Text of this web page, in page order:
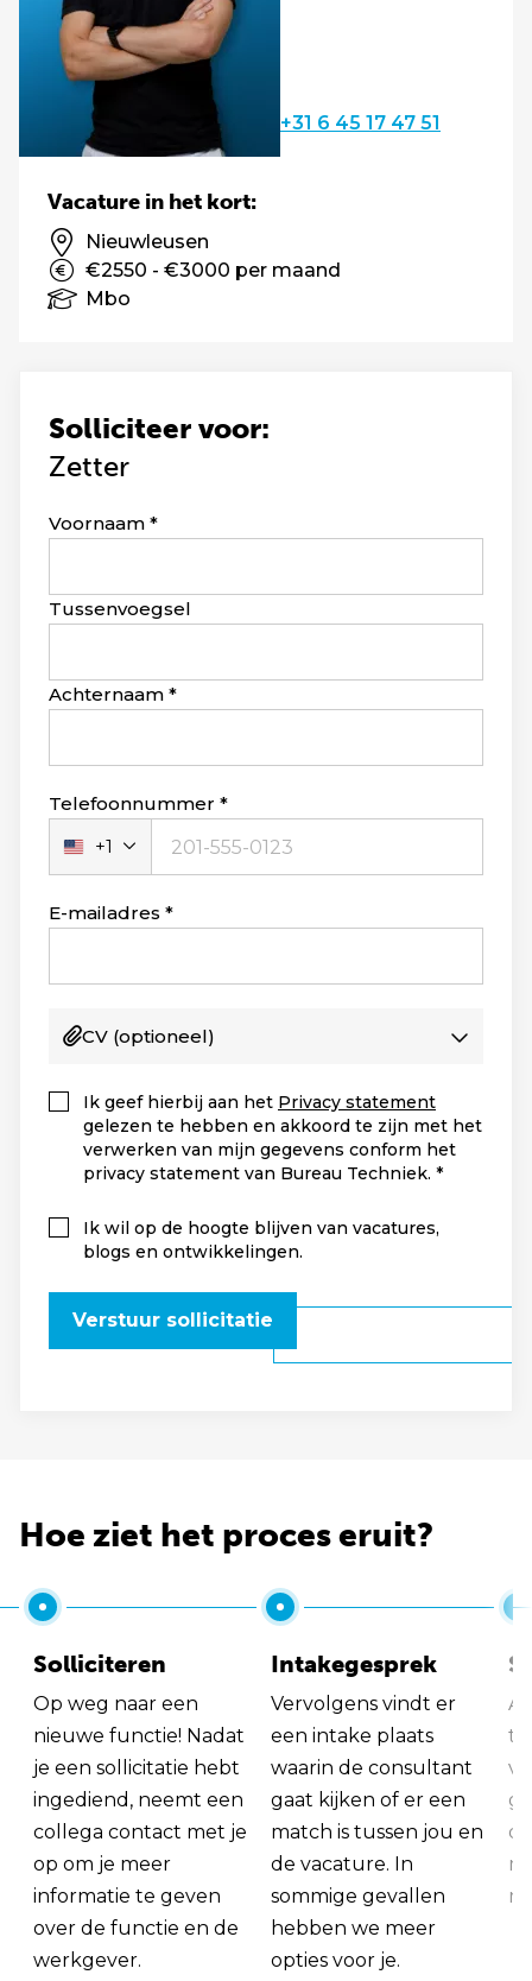
+31 6 45 17 47 51
Solliciteer voor:
Zetter
Leave
blank
Voornaam
Tussenvoegsel
Achternaam
Telefoonnummer
Verenigde
Staten
+1
+1
E-mailadres
CV (optioneel)
Ik geef hierbij aan het Privacy statement
gelezen te hebben en akkoord te zijn met het
verwerken van mijn gegevens conform het
privacy statement van Bureau Techniek.
Ik wil op de hoogte blijven van vacatures,
blogs en ontwikkelingen.
Verstuur sollicitatie
Vacature in het kort:
Nieuwleusen
€2550 - €3000 per maand
Mbo
Hoe ziet het proces eruit?
Solliciteren
Op weg naar een
nieuwe functie! Nadat
je een sollicitatie hebt
ingediend, neemt een
collega contact met je
op om je meer
informatie te geven
over de functie en de
werkgever.
Intakegesprek
Vervolgens vindt er
een intake plaats
waarin de consultant
gaat kijken of er een
match is tussen jou en
de vacature. In
sommige gevallen
hebben we meer
opties voor je.